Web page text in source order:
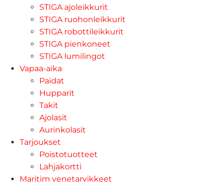
STIGA ajoleikkurit
STIGA ruohonleikkurit
STIGA robottileikkurit
STIGA pienkoneet
STIGA lumilingot
Vapaa-aika
Paidat
Hupparit
Takit
Ajolasit
Aurinkolasit
Tarjoukset
Poistotuotteet
Lahjakortti
Maritim venetarvikkeet